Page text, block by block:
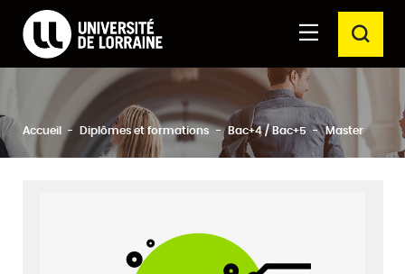
contenu
principal
moteur
de
recherche
Rechercher
Accueil Diplômes et formations Bac+4 / Bac+5 Master